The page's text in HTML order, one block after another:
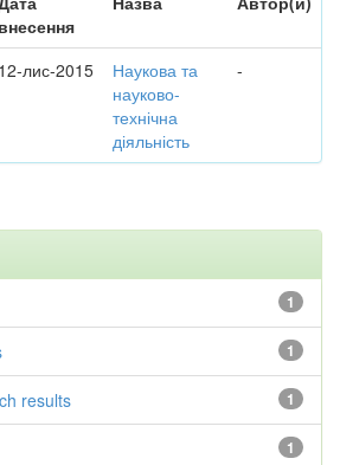
внесення
12-лис-2015
Наукова та
науково-
технічна
діяльність
-
1
1
1
results
1